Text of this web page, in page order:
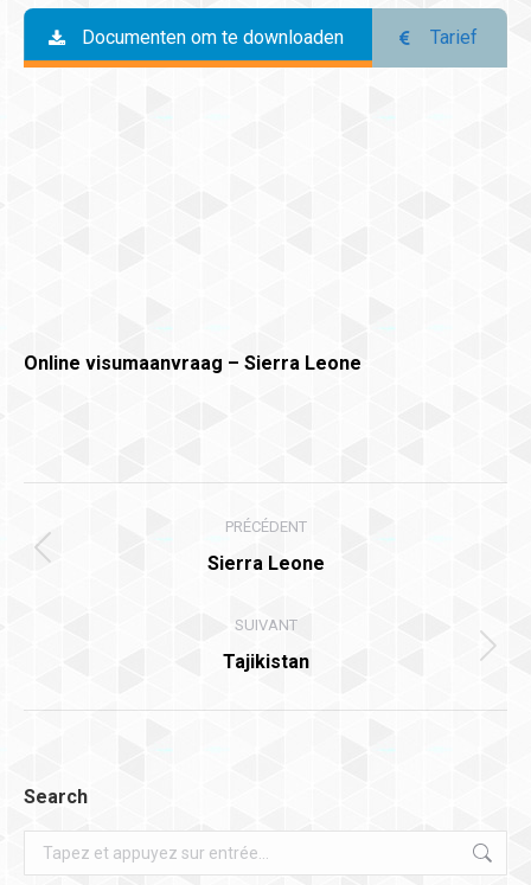
Documenten om te downloaden Tarief
Online visumaanvraag – Sierra Leone
article
PRÉCÉDENT
Article
:
Sierra Leone
SUIVANT
Article
Tajikistan
Search
Recherche
: